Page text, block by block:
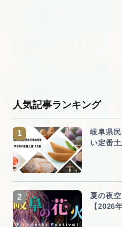
人気記事ランキング
岐阜県
い定番土
夏の夜
【2026年